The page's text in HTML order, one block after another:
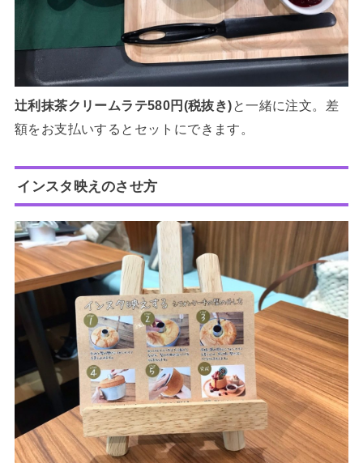
辻利抹茶クリームラテ580円(税抜き)と一緒に注文。差
額をお支払いするとセットにできます。
インスタ映えのさせ方